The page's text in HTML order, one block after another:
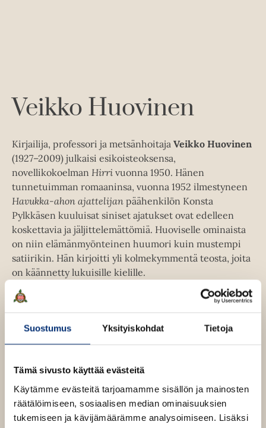
Suostumus Yksityiskohdat Tietoja
Tämä sivusto käyttää evästeitä
Käytämme evästeitä tarjoamamme sisällön ja mainosten
räätälöimiseen, sosiaalisen median ominaisuuksien
tukemiseen ja kävijämäärämme analysoimiseen. Lisäksi
u
a
a
u
u
t
e
e
n
v
ä
l
e
n
Veikko Huovinen
Kirjailija, professori ja metsänhoitaja Veikko Huovinen
(1927–2009) julkaisi esikoisteoksensa,
novellikokoelman Hirri vuonna 1950. Hänen
tunnetuimman romaaninsa, vuonna 1952 ilmestyneen
Havukka-ahon ajattelijan päähenkilön Konsta
Pylkkäsen kuuluisat siniset ajatukset ovat edelleen
koskettavia ja jäljittelemättömiä. Huoviselle ominaista
on niin elämänmyönteinen huumori kuin mustempi
satiirikin. Hän kirjoitti yli kolmekymmentä teosta, joita
on käännetty lukuisille kielille.
k
o
H
u
o
v
i
n